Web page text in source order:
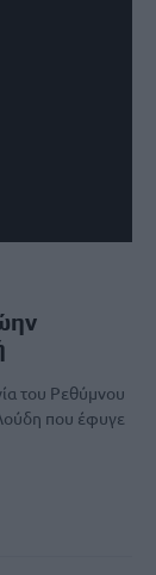
του Ρεθύμνου
που έφυγε